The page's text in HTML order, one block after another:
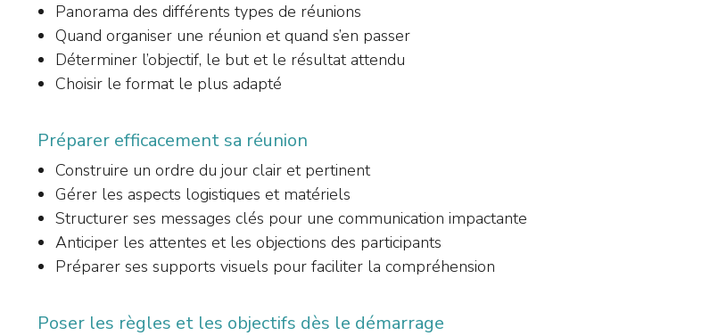
Panorama des différents types de réunions
Quand organiser une réunion et quand s’en passer
Déterminer l’objectif, le but et le résultat attendu
Choisir le format le plus adapté
Préparer efficacement sa réunion
Construire un ordre du jour clair et pertinent
Gérer les aspects logistiques et matériels
Structurer ses messages clés pour une communication impactante
Anticiper les attentes et les objections des participants
Préparer ses supports visuels pour faciliter la compréhension
Poser les règles et les objectifs dès le démarrage